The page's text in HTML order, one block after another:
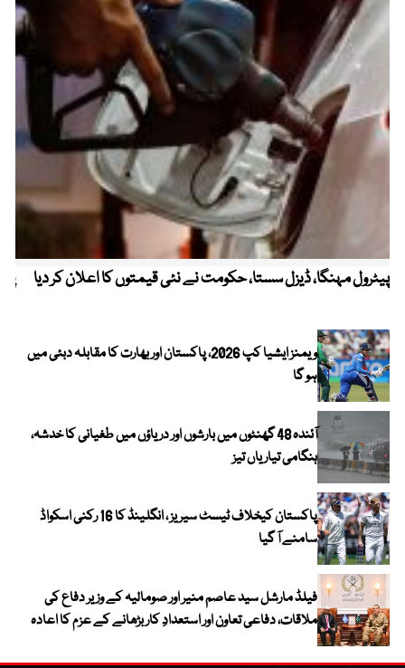
پیٹرول مہنگا، ڈیزل سستا، حکومت نے نئی قیمتوں کا اعلان کر دیا
ویمنز ایشیا کپ 2026، پاکستان اور بھارت کا مقابلہ دبئی میں
ہو گا
آئندہ 48 گھنٹوں میں بارشوں اور دریاؤں میں طغیانی کا خدشہ،
ہنگامی تیاریاں تیز
پاکستان کیخلاف ٹیسٹ سیریز ، انگلینڈ کا 16 رکنی اسکواڈ
سامنے آ گیا
فیلڈ مارشل سید عاصم منیر اور صومالیہ کے وزیر دفاع کی
ملاقات، دفاعی تعاون اور استعدادِ کار بڑھانے کے عزم کا اعادہ